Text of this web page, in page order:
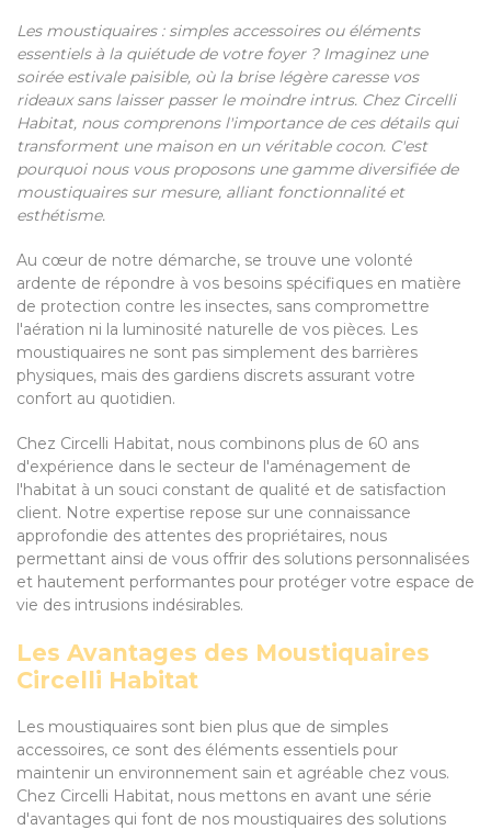
Les moustiquaires : simples accessoires ou éléments
essentiels à la quiétude de votre foyer ? Imaginez une
soirée estivale paisible, où la brise légère caresse vos
rideaux sans laisser passer le moindre intrus. Chez Circelli
Habitat, nous comprenons l'importance de ces détails qui
transforment une maison en un véritable cocon. C'est
pourquoi nous vous proposons une gamme diversifiée de
moustiquaires sur mesure, alliant fonctionnalité et
esthétisme.
Au cœur de notre démarche, se trouve une volonté
ardente de répondre à vos besoins spécifiques en matière
de protection contre les insectes, sans compromettre
l'aération ni la luminosité naturelle de vos pièces. Les
moustiquaires ne sont pas simplement des barrières
physiques, mais des gardiens discrets assurant votre
confort au quotidien.
Chez Circelli Habitat, nous combinons plus de 60 ans
d'expérience dans le secteur de l'aménagement de
l'habitat à un souci constant de qualité et de satisfaction
client. Notre expertise repose sur une connaissance
approfondie des attentes des propriétaires, nous
permettant ainsi de vous offrir des solutions personnalisées
et hautement performantes pour protéger votre espace de
vie des intrusions indésirables.
Les Avantages des Moustiquaires
Circelli Habitat
Les moustiquaires sont bien plus que de simples
accessoires, ce sont des éléments essentiels pour
maintenir un environnement sain et agréable chez vous.
Chez Circelli Habitat, nous mettons en avant une série
d'avantages qui font de nos moustiquaires des solutions